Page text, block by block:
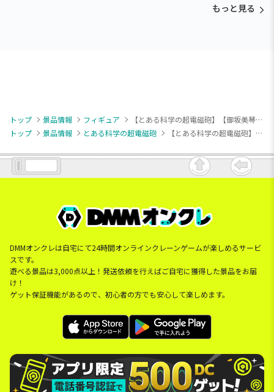
もっと見る
トップ 景品情報 フィギュア
【とある科学の超電磁砲】【御坂美琴】とある科学の超電磁砲 ESPRESTO-LEVEL5 Electromaster-御坂美琴
トップ
景品情報 とある科学の超電磁砲 【とある科学の超電磁砲】【御坂美琴】とある科学の超電磁砲 ESPRESTO-LEVEL5 Electromaster-御坂美琴
DMMオンクレは自宅にて24時間オンラインクレーンゲームが楽しめるサービ
スです。
遊べる景品は3,000点以上！発送依頼を行えばご自宅に獲得した景品をお届
け！
ゲット保証機能があるので、初心者の方でも安心して楽しめます。